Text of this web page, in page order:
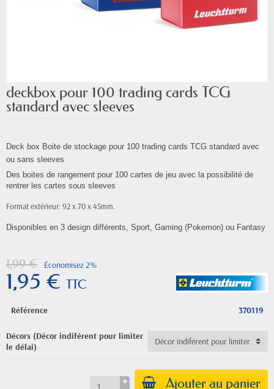
deckbox pour 100 trading cards TCG
standard avec sleeves
Deck box Boite de stockage pour 100 trading cards TCG standard avec
ou sans sleeves
Des boites de rangement pour 100 cartes de jeu avec la possibilité de
rentrer les cartes sous sleeves
Format extérieur: 92 x 70 x 45mm.
Disponibles en 3 design différents, Sport, Gaming (Pokemon) ou Fantasy
1,99 € Économisez 2%
1,95 € TTC
Référence 370119
Décors (Décor indiférent pour limiter
le délai)
Ajouter au panier